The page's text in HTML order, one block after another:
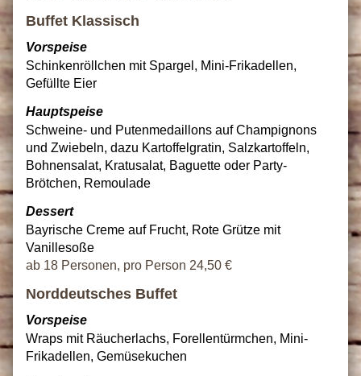
Buffet Klassisch
Vorspeise
Schinkenröllchen mit Spargel, Mini-Frikadellen,
Gefüllte Eier
Hauptspeise
Schweine- und Putenmedaillons auf Champignons
und Zwiebeln, dazu Kartoffelgratin, Salzkartoffeln,
Bohnensalat, Kratusalat, Baguette oder Party-
Brötchen, Remoulade
Dessert
Bayrische Creme auf Frucht, Rote Grütze mit
Vanillesoße
ab 18 Personen, pro Person 24,50 €
Norddeutsches Buffet
Vorspeise
Wraps mit Räucherlachs, Forellentürmchen, Mini-
Frikadellen, Gemüsekuchen